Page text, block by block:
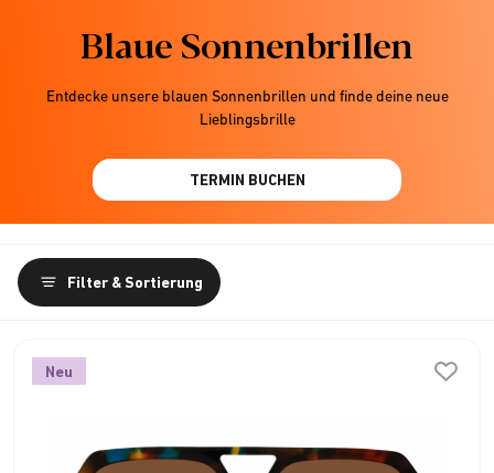
Blaue Sonnenbrillen
Entdecke unsere blauen Sonnenbrillen und finde deine neue
Lieblingsbrille
TERMIN BUCHEN
Filter & Sortierung
Neu